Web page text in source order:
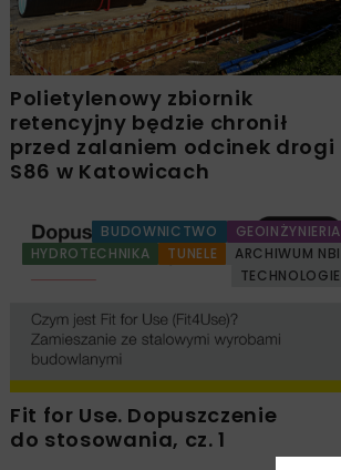
Polietylenowy zbiornik
retencyjny będzie chronił
przed zalaniem odcinek drogi
S86 w Katowicach
BUDOWNICTWO
GEOINŻYNIERIA
HYDROTECHNIKA
TUNELE
ARCHIWUM NBI
TECHNOLOGIE
Fit for Use. Dopuszczenie
do stosowania, cz. 1